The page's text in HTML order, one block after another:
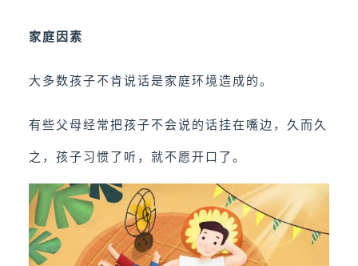
家庭因素
大多数孩子不肯说话是家庭环境造成的。
有些父母经常把孩子不会说的话挂在嘴边，久而久
之，孩子习惯了听，就不愿开口了。